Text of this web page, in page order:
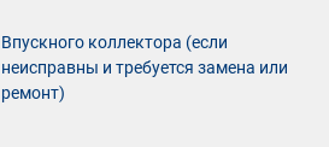
Впускного коллектора (если
неисправны и требуется замена или
ремонт)